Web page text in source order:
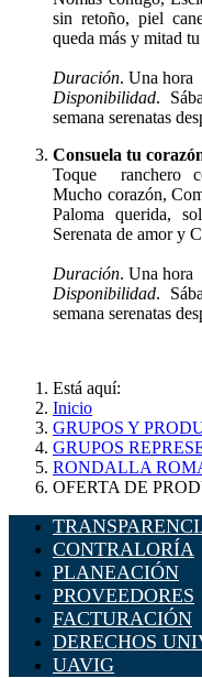
sin retoño, piel
queda más y mitad
Duración. Una hora
Disponibilidad.
semana serenatas
Consuela tu
Toque ranchero
Mucho corazón,
Paloma querida,
Serenata de amor y
Duración. Una hora
Disponibilidad.
semana serenatas
Está aquí:
Inicio
GRUPOS Y
GRUPOS
RONDALLA
OFERTA DE
CONTRALORÍA
PLANEACIÓN
PROVEEDORES
FACTURACIÓN
DERECHOS
UAVIG